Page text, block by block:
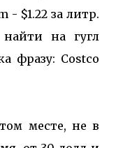
- $1.22 за литр.
на гугл
фразу: Costco
месте, не в